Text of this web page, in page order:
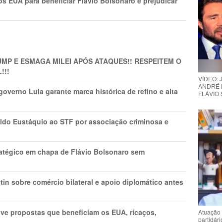
E ESMAGA MILEI APÓS ATAQUES!! RESPEITEM O
Lula garante marca histórica de refino e alta
Eustáquio ao STF por associação criminosa e
em chapa de Flávio Bolsonaro sem
sobre comércio bilateral e apoio diplomático antes
propostas que beneficiam os EUA, ricaços,
VÍDEO:
ANDRÉ
FLÁVIO